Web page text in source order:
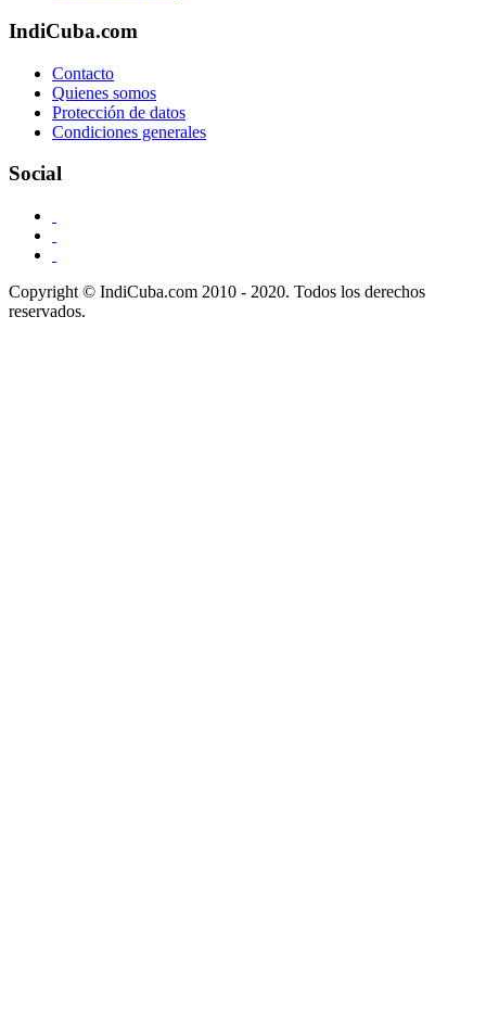
IndiCuba.com
Contacto
Quienes somos
Protección de datos
Condiciones generales
Social
Copyright © IndiCuba.com 2010 - 2020. Todos los derechos
reservados.